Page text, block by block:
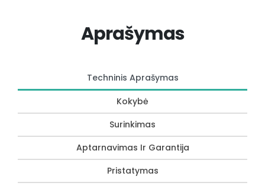
Aprašymas
Techninis Aprašymas
Kokybė
Surinkimas
Aptarnavimas Ir Garantija
Pristatymas